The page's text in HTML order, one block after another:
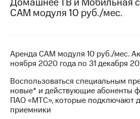
Услуги
Семейная
группа
Заказать
SIM-
карту
Скидка 30%
на связь
RED,
РИИЛ
и МТС
Супер
дешевле
при
оплате
CAM модуля 10 руб./мес.
Аренда CAM модуля 10 руб./мес.
ноября 2020 года по 31 декабря
Воспользоваться специальным
новые* и действующие абоненты
ПАО «МТС», которые подключают
приемники